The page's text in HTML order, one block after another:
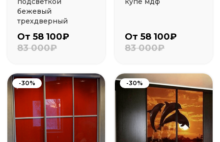
бежевый
трехдверный
От 58 100₽
83 000₽
От 58 100₽
83 000₽
-30% -30%